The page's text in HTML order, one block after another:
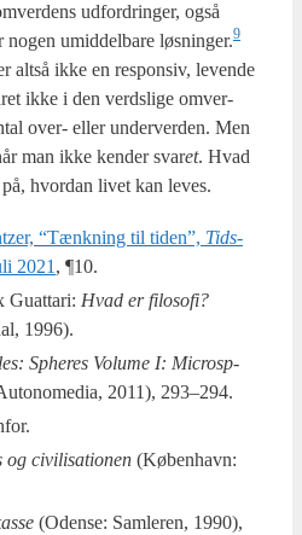
udfor­drin­ger, også
umid­del­ba­re løsninger.9
alt­så ikke en respon­siv, leven­de
ikke i den verds­li­ge omver­
over- eller under­ver­den. Men
man ikke ken­der svaret. Hvad
hvor­dan livet kan leves.
“Tænk­ning til tiden”, Tids­
2021 , ¶10.
Guat­ta­ri: Hvad er filo­so­fi?
1996).
Sphe­res Volu­me I: Microsp­
2011), 293–294.
og civi­li­sa­tio­nen (Køben­havn:
(Oden­se: Sam­le­ren, 1990),